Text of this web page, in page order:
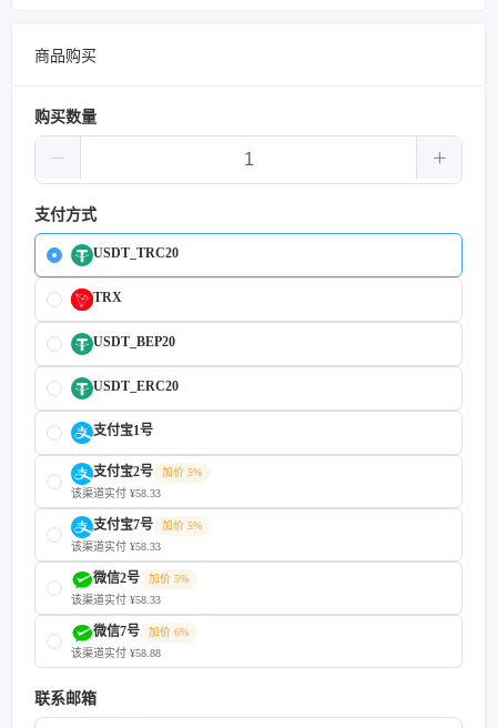
商品购买
购买数量
支付方式
USDT_TRC20
TRX
USDT_BEP20
USDT_ERC20
支付宝1号
支付宝2号
加价 5%
该渠道实付 ¥58.33
支付宝7号
加价 5%
该渠道实付 ¥58.33
微信2号
加价 5%
该渠道实付 ¥58.33
微信7号
加价 6%
该渠道实付 ¥58.88
联系邮箱